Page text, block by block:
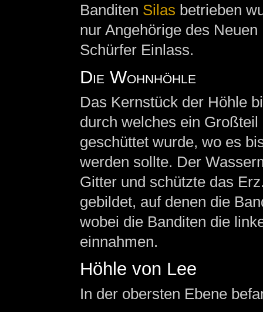
Banditen Silas betrieben
nur Angehörige des
Schürfer Einlass.
Die Wohnhöhle
Das Kernstück der Höhle
durch welches ein
geschüttet wurde, wo es
werden sollte. Der
Gitter und schützte das
gebildet, auf denen die
wobei die Banditen die
einnahmen.
Höhle von Lee
In der obersten Ebene